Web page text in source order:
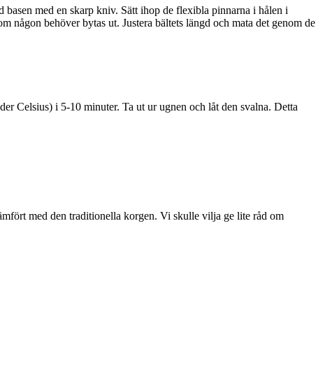
med en skarp kniv. Sätt ihop de flexibla pinnarna i hålen i
behöver bytas ut. Justera bältets längd och mata det genom de
Celsius) i 5-10 minuter. Ta ut ur ugnen och låt den svalna. Detta
med den traditionella korgen. Vi skulle vilja ge lite råd om